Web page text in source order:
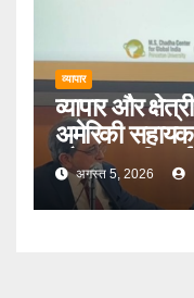
व्यापार
व्यापार और
अमेरिकी
और मध्य
अगस्त 5, 2026